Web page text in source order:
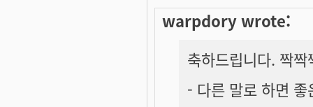
warpdory wrote:
축하드립니다. 짝
- 다른 말로 하면